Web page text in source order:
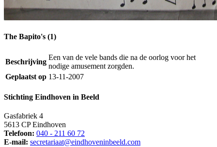
The Bapito's (1)
Beschrijving
Een van de vele bands die na de oorlog voor het
nodige amusement zorgden.
Geplaatst op 13-11-2007
Stichting Eindhoven in Beeld
Gasfabriek 4
5613 CP Eindhoven
Telefoon: 040 - 211 60 72
E-mail: secretariaat@eindhoveninbeeld.com